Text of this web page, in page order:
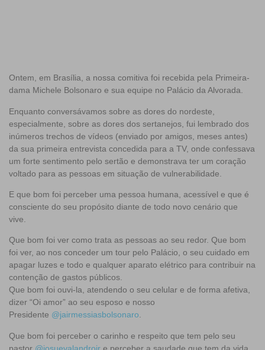
Ontem, em Brasília, a nossa comitiva foi recebida pela Primeira-
dama Michele Bolsonaro e sua equipe no Palácio da Alvorada.
Enquanto conversávamos sobre as dores do nordeste,
especialmente, sobre as dores dos sertanejos, fui lembrado dos
inúmeros trechos de vídeos (enviado por amigos, meses antes)
da sua primeira entrevista concedida para a TV, onde confessava
um forte sentimento pelo sertão e demonstrava ter um coração
voltado para as pessoas em situação de vulnerabilidade.
E que bom foi perceber uma pessoa humana, acessível e que é
consciente do seu propósito diante de todo novo cenário que
vive.
Que bom foi ver como trata as pessoas ao seu redor. Que bom
foi ver, ao nos conceder um tour pelo Palácio, o seu cuidado em
apagar luzes e todo e qualquer aparato elétrico para contribuir na
contenção de gastos públicos.
Que bom foi ouvi-la, atendendo o seu celular e de forma afetiva,
dizer “Oi amor” ao seu esposo e nosso
Presidente @jairmessiasbolsonaro.
Que bom foi perceber o carinho e respeito que tem pelo seu